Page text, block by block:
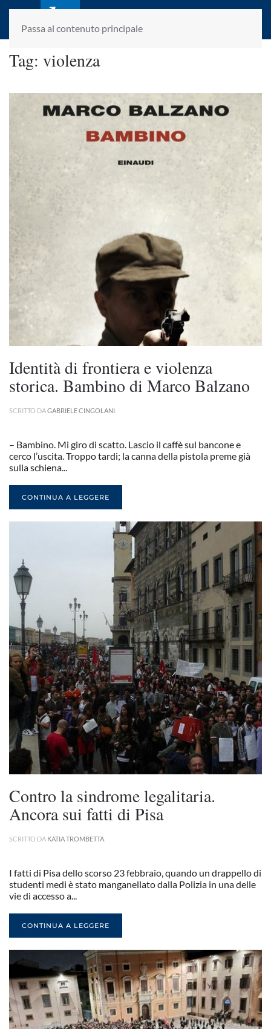
Passa al contenuto principale
laletteraturaenoi.it
fondato da Romano Luperini
Tag: violenza
Identità di frontiera e violenza
storica. Bambino di Marco Balzano
SCRITTO DAGABRIELE CINGOLANI
– Bambino. Mi giro di scatto. Lascio il caffè sul bancone e
cerco l’uscita. Troppo tardi; la canna della pistola preme già
sulla schiena...
CONTINUA A LEGGERE
Contro la sindrome legalitaria.
Ancora sui fatti di Pisa
SCRITTO DA KATIA TROMBETTA
I fatti di Pisa dello scorso 23 febbraio, quando un drappello di
studenti medi è stato manganellato dalla Polizia in una delle
vie di accesso a...
CONTINUA A LEGGERE